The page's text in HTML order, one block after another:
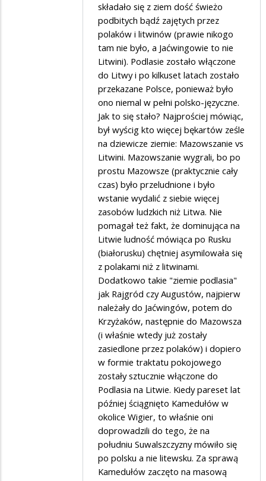
składało się z ziem dość świeżo
podbitych bądź zajętych przez
polaków i litwinów (prawie nikogo
tam nie było, a Jaćwingowie to nie
Litwini). Podlasie zostało włączone
do Litwy i po kilkuset latach zostało
przekazane Polsce, ponieważ było
ono niemal w pełni polsko-języczne.
Jak to się stało? Najprościej mówiąc,
był wyścig kto więcej bękartów ześle
na dziewicze ziemie: Mazowszanie vs
Litwini. Mazowszanie wygrali, bo po
prostu Mazowsze (praktycznie cały
czas) było przeludnione i było
wstanie wydalić z siebie więcej
zasobów ludzkich niż Litwa. Nie
pomagał też fakt, że dominująca na
Litwie ludność mówiąca po Rusku
(białorusku) chętniej asymilowała się
z polakami niż z litwinami.
Dodatkowo takie "ziemie podlasia"
jak Rajgród czy Augustów, najpierw
należały do Jaćwingów, potem do
Krzyżaków, następnie do Mazowsza
(i właśnie wtedy już zostały
zasiedlone przez polaków) i dopiero
w formie traktatu pokojowego
zostały sztucznie włączone do
Podlasia na Litwie. Kiedy pareset lat
później ściągnięto Kamedułów w
okolice Wigier, to właśnie oni
doprowadzili do tego, że na
południu Suwalszczyzny mówiło się
po polsku a nie litewsku. Za sprawą
Kamedułów zaczęto na masową